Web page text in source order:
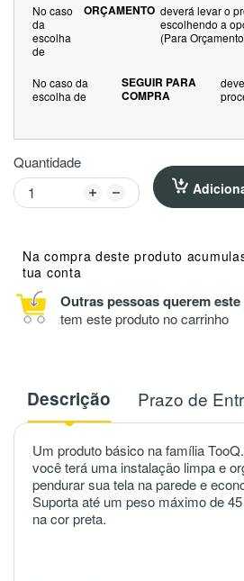
No caso
da
escolha
de
ORÇAMENTO deverá levar o
escolhendo a
(Para
No caso da
escolha de
SEGUIR PARA
COMPRA
Quantidade
Na compra deste produto
tua conta
Outras pessoas querem
tem este produto no carrinho
Descrição Prazo de
Um produto básico na família
você terá uma instalação limpa e
pendurar sua tela na parede e
Suporta até um peso máximo de
na cor preta.